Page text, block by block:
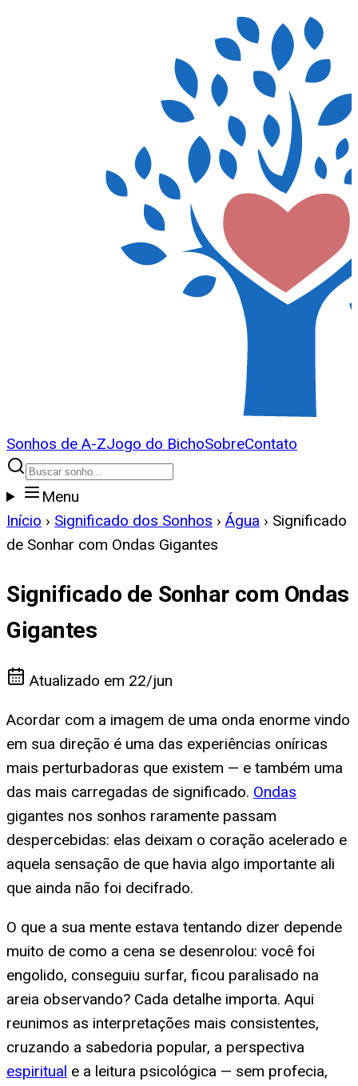
Sonhos de A-ZJogo do BichoSobreContato
Menu
Início › Significado dos Sonhos › Água › Significado
de Sonhar com Ondas Gigantes
Significado de Sonhar com Ondas
Gigantes
Atualizado em 22/jun
Acordar com a imagem de uma onda enorme vindo
em sua direção é uma das experiências oníricas
mais perturbadoras que existem — e também uma
das mais carregadas de significado. Ondas
gigantes nos sonhos raramente passam
despercebidas: elas deixam o coração acelerado e
aquela sensação de que havia algo importante ali
que ainda não foi decifrado.
O que a sua mente estava tentando dizer depende
muito de como a cena se desenrolou: você foi
engolido, conseguiu surfar, ficou paralisado na
areia observando? Cada detalhe importa. Aqui
reunimos as interpretações mais consistentes,
cruzando a sabedoria popular, a perspectiva
espiritual e a leitura psicológica — sem profecia,